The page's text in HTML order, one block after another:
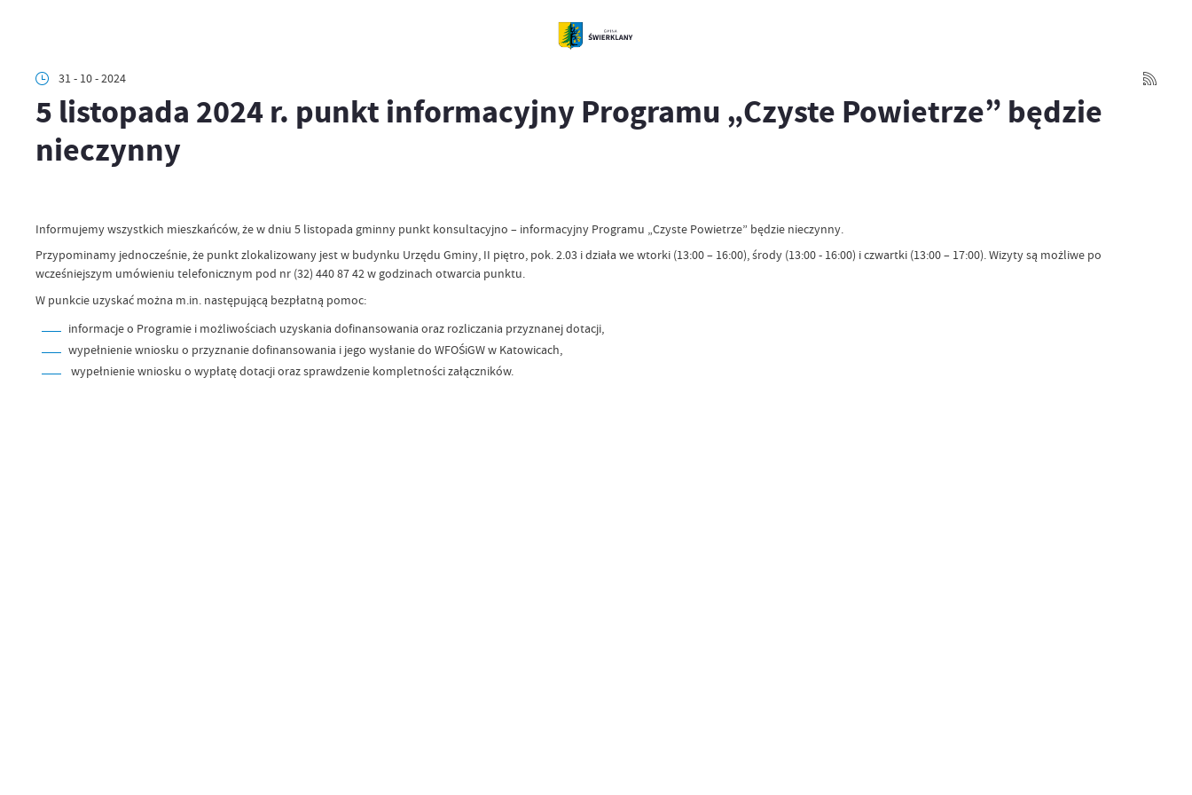
31 - 10 - 2024
5 listopada 2024 r. punkt informacyjny Programu „Czyste Powietrze” będzie
nieczynny
Informujemy wszystkich mieszkańców, że w dniu 5 listopada gminny punkt konsultacyjno – informacyjny Programu „Czyste Powietrze” będzie nieczynny.
Przypominamy jednocześnie, że punkt zlokalizowany jest w budynku Urzędu Gminy, II piętro, pok. 2.03 i działa we wtorki (13:00 – 16:00), środy (13:00 - 16:00) i czwartki (13:00 – 17:00). Wizyty są możliwe po
wcześniejszym umówieniu telefonicznym pod nr (32) 440 87 42 w godzinach otwarcia punktu.
W punkcie uzyskać można m.in. następującą bezpłatną pomoc:
informacje o Programie i możliwościach uzyskania dofinansowania oraz rozliczania przyznanej dotacji,
wypełnienie wniosku o przyznanie dofinansowania i jego wysłanie do WFOŚiGW w Katowicach,
wypełnienie wniosku o wypłatę dotacji oraz sprawdzenie kompletności załączników.